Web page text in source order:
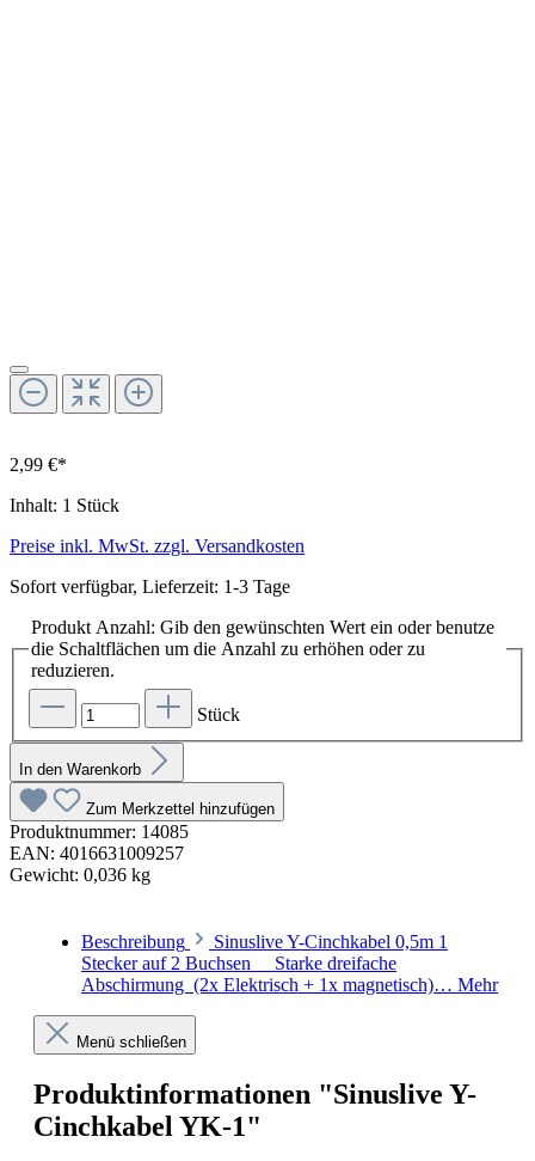
2,99 €*
Inhalt: 1 Stück
Preise inkl. MwSt. zzgl. Versandkosten
Sofort verfügbar, Lieferzeit: 1-3 Tage
Produkt Anzahl: Gib den gewünschten Wert ein oder benutze
die Schaltflächen um die Anzahl zu erhöhen oder zu
reduzieren.
Stück
In den Warenkorb
Zum Merkzettel hinzufügen
Produktnummer: 14085
EAN: 4016631009257
Gewicht: 0,036 kg
Beschreibung
Sinuslive Y-Cinchkabel 0,5m 1
Stecker auf 2 Buchsen Starke dreifache
Abschirmung (2x Elektrisch + 1x magnetisch)… Mehr
Menü schließen
Produktinformationen "Sinuslive Y-
Cinchkabel YK-1"